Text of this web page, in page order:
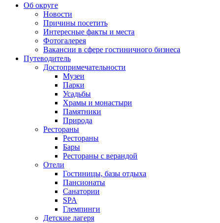
Об округе
Новости
Причины посетить
Интересные факты и места
Фотогалерея
Вакансии в сфере гостиничного бизнеса
Путеводитель
Достопримечательности
Музеи
Парки
Усадьбы
Храмы и монастыри
Памятники
Природа
Рестораны
Рестораны
Бары
Рестораны с верандой
Отели
Гостиницы, базы отдыха
Пансионаты
Санатории
SPA
Глемпинги
Детские лагеря